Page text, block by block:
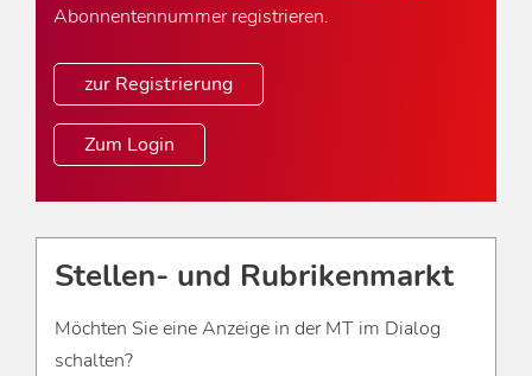
Abonnentennummer registrieren.
zur Registrierung
Zum Login
Stellen- und Rubrikenmarkt
Möchten Sie eine Anzeige in der MT im Dialog
schalten?